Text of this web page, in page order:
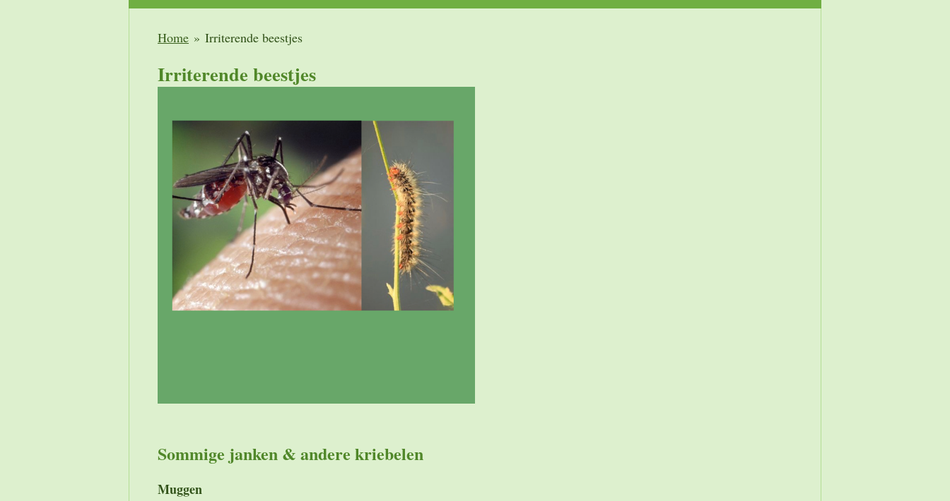
Home » Irriterende beestjes
Irriterende beestjes
Sommige janken & andere kriebelen
Muggen